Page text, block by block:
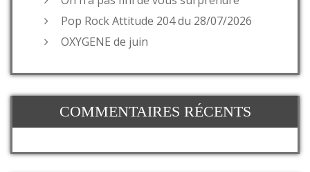
Pop Rock Attitude 204 du 28/07/2026
OXYGENE de juin
COMMENTAIRES RÉCENTS